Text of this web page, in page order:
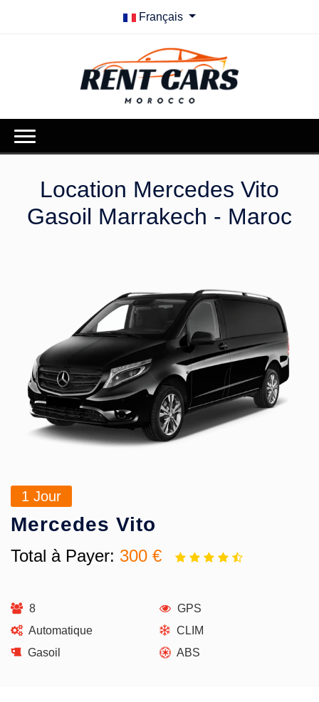
Français
Location Mercedes Vito
Gasoil Marrakech - Maroc
1 Jour
Mercedes Vito
Total à Payer: 300 €
8
Automatique
Gasoil
GPS
CLIM
ABS